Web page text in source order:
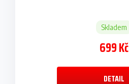
Skladem
699 Kč
DETAIL